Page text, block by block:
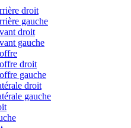
droit
gauche
droit
gauche
droit
gauche
droit
gauche